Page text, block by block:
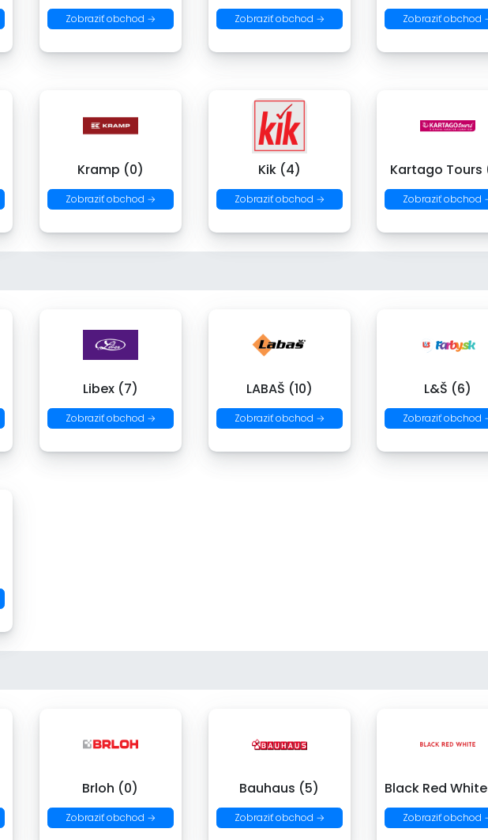
Zobraziť obchod → Zobraziť obchod → Zobraziť obchod
Kramp (0)
Zobraziť obchod →
Kik (4)
Zobraziť obchod →
Kartago Tours
Zobraziť obchod
Libex (7)
Zobraziť obchod →
LABAŠ (10)
Zobraziť obchod →
L&Š (6)
Zobraziť obchod
Brloh (0)
Zobraziť obchod →
Bauhaus (5)
Zobraziť obchod →
Black Red
Zobraziť obchod